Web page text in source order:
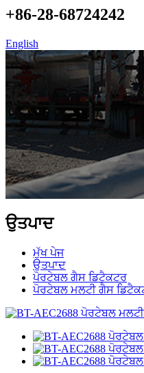
+86-28-68724242
English
ਉਤਪਾਦ
ਮੁੱਖ ਪੇਜ
ਉਤਪਾਦ
ਪੋਰਟੇਬਲ ਗੈਸ ਡਿਟੈਕਟਰ
ਪੋਰਟੇਬਲ ਮਲਟੀ ਗੈਸ